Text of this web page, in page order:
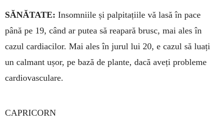
SĂNĂTATE: Insomniile și palpitațiile vă lasă în pace
până pe 19, când ar putea să reapară brusc, mai ales în
cazul cardiacilor. Mai ales în jurul lui 20, e cazul să luați
un calmant ușor, pe bază de plante, dacă aveți probleme
cardiovasculare.
CAPRICORN